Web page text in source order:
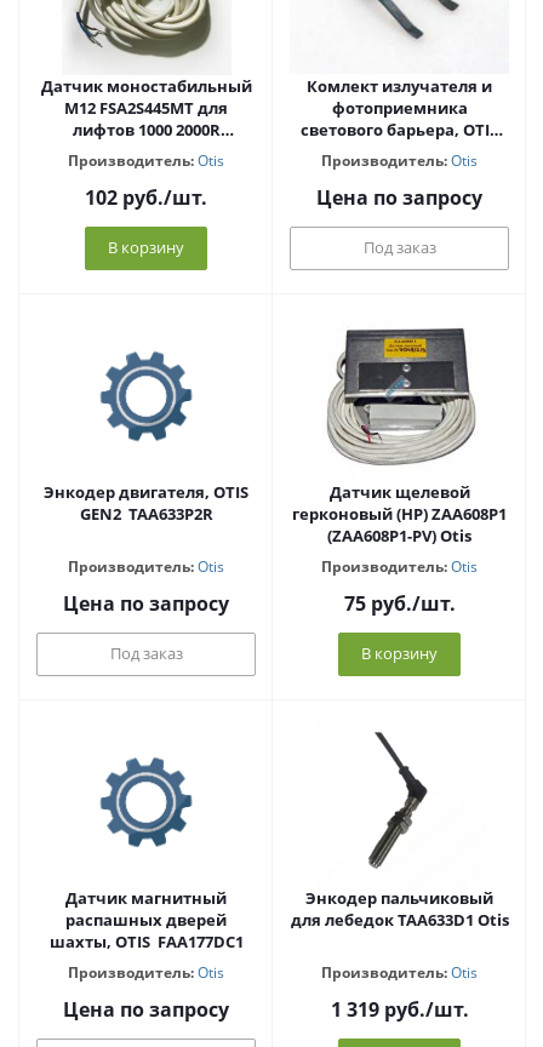
Датчик моностабильный
М12 FSA2S445MT для
лифтов 1000 2000R
ZAA177AX1 Otis
Производитель:Otis
102 руб./шт.
В корзину
Комлект излучателя и
фотоприемника
светового барьера, OTIS
Производитель:Otis
Цена по запросу
Под заказ
Энкодер двигателя, OTIS
GEN2 TAA633P2R
Производитель:Otis
Цена по запросу
Под заказ
Датчик щелевой
герконовый (НР) ZAA608P1
(ZAA608P1-PV) Otis
Производитель:Otis
75руб./шт.
В корзину
Датчик магнитный
распашных дверей
шахты, OTIS FAA177DC1
Производитель:Otis
Цена по запросу
Энкодер пальчиковый
для лебедок TAA633D1 Otis
Производитель:Otis
1 319руб./шт.